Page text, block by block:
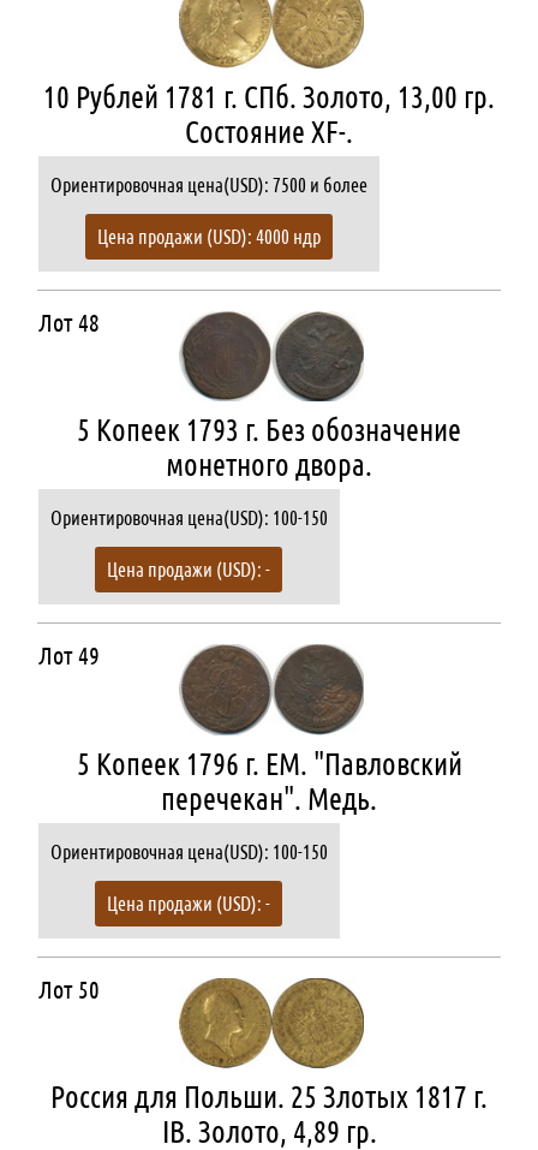
10 Рублей 1781 г. СПб. Золото, 13,00 гр.
Состояние XF-.
Ориентировочная цена(USD): 7500 и более
Цена продажи (USD): 4000 ндр
Лот 48
5 Копеек 1793 г. Без обозначение
монетного двора.
Ориентировочная цена(USD): 100-150
Цена продажи (USD): -
Лот 49
5 Копеек 1796 г. ЕМ. "Павловский
перечекан". Медь.
Ориентировочная цена(USD): 100-150
Цена продажи (USD): -
Лот 50
Россия для Польши. 25 Злотых 1817 г.
IB. Золото, 4,89 гр.